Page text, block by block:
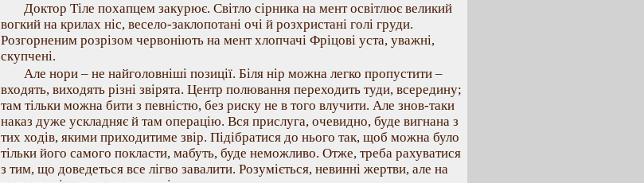
Доктор Тіле похапцем закурює. Світло сірника на мент освітлює великий
вогкий на крилах ніс, весело-заклопотані очі й розхристані голі груди.
Розгорненим розрізом червоніють на мент хлопчачі Фріцові уста, уважні,
скупчені.
Але нори – не найголовніші позиції. Біля нір можна легко пропустити –
входять, виходять різні звірята. Центр полювання переходить туди, всередину;
там тільки можна бити з певністю, без риску не в того влучити. Але знов-таки
наказ дуже ускладняє й там операцію. Вся прислуга, очевидно, буде вигнана з
тих ходів, якими приходитиме звір. Підібратися до нього так, щоб можна було
тільки його самого покласти, мабуть, буде неможливо. Отже, треба рахуватися
з тим, що доведеться все лігво завалити. Розуміється, невинні жертви, але на